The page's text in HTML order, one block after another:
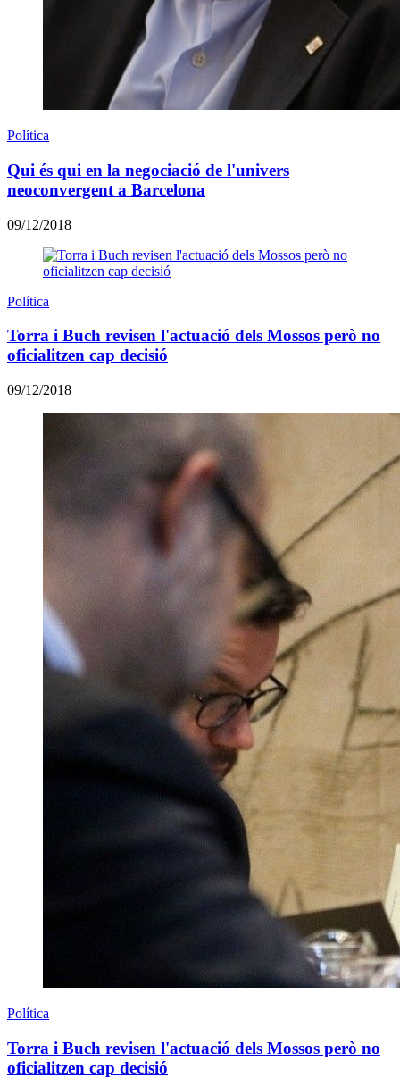
Política
Qui és qui en la negociació de l'univers
neoconvergent a Barcelona
09/12/2018
Política
Torra i Buch revisen l'actuació dels Mossos però no
oficialitzen cap decisió
09/12/2018
Política
Torra i Buch revisen l'actuació dels Mossos però no
oficialitzen cap decisió